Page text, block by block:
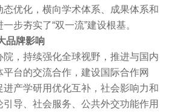
优化，横向学术体系、成果体系和
步夯实了“双一流”建设根基。
品牌影响
院，持续强化全球视野，推进与国内
台的交流合作，建设国际合作网
产学研用优化互补，社会影响力和
导、社会服务、公共外交功能作用